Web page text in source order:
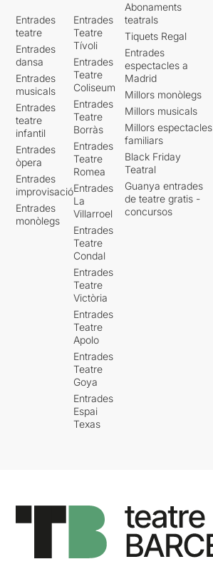
Entrades
teatre
Entrades
dansa
Entrades
musicals
Entrades
teatre
infantil
Entrades
òpera
Entrades
improvisació
Entrades
monòlegs
Entrades
Teatre
Tívoli
Entrades
Teatre
Coliseum
Entrades
Teatre
Borràs
Entrades
Teatre
Romea
Entrades
La
Villarroel
Entrades
Teatre
Condal
Entrades
Teatre
Victòria
Entrades
Teatre
Apolo
Entrades
Teatre
Goya
Entrades
Espai
Texas
Abonaments
teatrals
Tiquets Regal
Entrades
espectacles a
Madrid
Millors monòlegs
Millors musicals
Millors espectacles
familiars
Black Friday
Teatral
Guanya entrades
de teatre gratis -
concursos